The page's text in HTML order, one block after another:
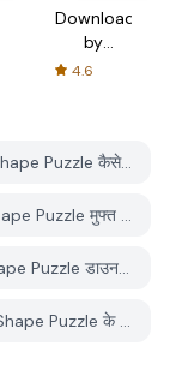
Downloader
by
AFTVnews
4.6
मैं PGYER APK HUB से Baby Games Animal Shape Puzzle कैसे डाउनलोड करूं?
PGYER APK HUB पर Baby Games Animal Shape Puzzle मुफ्त डाउनलोड करने के लिए है?
PGYER APK HUB से Baby Games Animal Shape Puzzle डाउनलोड करने के लिए मुझे एक खाता चाहिए?
मैं PGYER APK HUB पर Baby Games Animal Shape Puzzle के साथ समस्या कैसे रिपोर्ट कर सकता हूँ?